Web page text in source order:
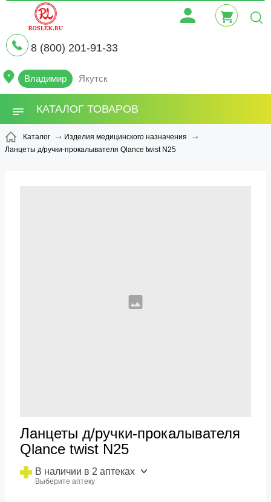
8 (800) 201-91-33
Владимир Якутск
КАТАЛОГ ТОВАРОВ
Каталог
Изделия медицинского назначения
Ланцеты д/ручки-прокалывателя Qlance twist N25
Ланцеты д/ручки-прокалывателя
Qlance twist N25
В наличии в 2 аптеках
Выберите аптеку